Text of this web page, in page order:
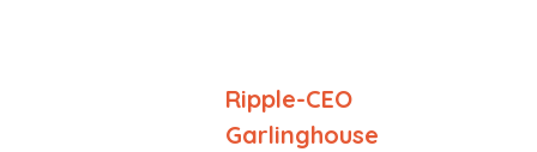
Ripple-CEO
Garlinghouse